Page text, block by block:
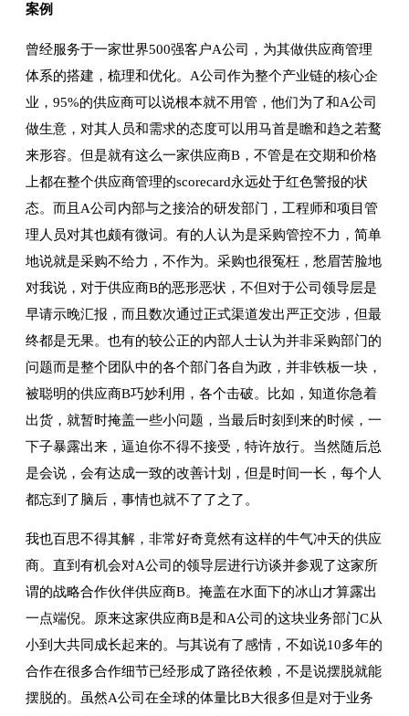
案例
曾经服务于一家世界500强客户A公司，为其做供应商管理
体系的搭建，梳理和优化。A公司作为整个产业链的核心企
业，95%的供应商可以说根本就不用管，他们为了和A公司
做生意，对其人员和需求的态度可以用马首是瞻和趋之若鹜
来形容。但是就有这么一家供应商B，不管是在交期和价格
上都在整个供应商管理的scorecard永远处于红色警报的状
态。而且A公司内部与之接洽的研发部门，工程师和项目管
理人员对其也颇有微词。有的人认为是采购管控不力，简单
地说就是采购不给力，不作为。采购也很冤枉，愁眉苦脸地
对我说，对于供应商B的恶形恶状，不但对于公司领导层是
早请示晚汇报，而且数次通过正式渠道发出严正交涉，但最
终都是无果。也有的较公正的内部人士认为并非采购部门的
问题而是整个团队中的各个部门各自为政，并非铁板一块，
被聪明的供应商B巧妙利用，各个击破。比如，知道你急着
出货，就暂时掩盖一些小问题，当最后时刻到来的时候，一
下子暴露出来，逼迫你不得不接受，特许放行。当然随后总
是会说，会有达成一致的改善计划，但是时间一长，每个人
都忘到了脑后，事情也就不了了之了。
我也百思不得其解，非常好奇竟然有这样的牛气冲天的供应
商。直到有机会对A公司的领导层进行访谈并参观了这家所
谓的战略合作伙伴供应商B。掩盖在水面下的冰山才算露出
一点端倪。原来这家供应商B是和A公司的这块业务部门C从
小到大共同成长起来的。与其说有了感情，不如说10多年的
合作在很多合作细节已经形成了路径依赖，不是说摆脱就能
摆脱的。虽然A公司在全球的体量比B大很多但是对于业务